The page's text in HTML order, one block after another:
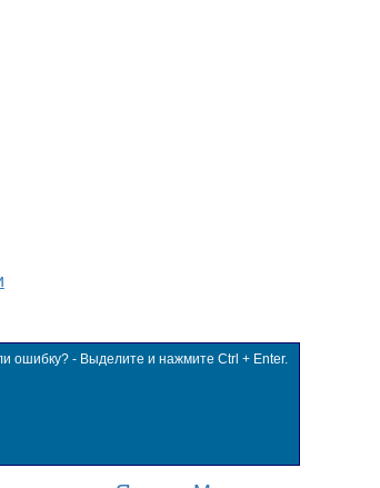
ошибку? - Выделите и нажмите Ctrl + Enter.